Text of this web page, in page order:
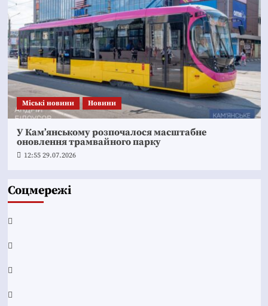
Mіські новини Новини
У Кам’янському розпочалося масштабне
оновлення трамвайного парку
12:55 29.07.2026
Соцмережі
Facebook
YouTube
Telegram
Instagram